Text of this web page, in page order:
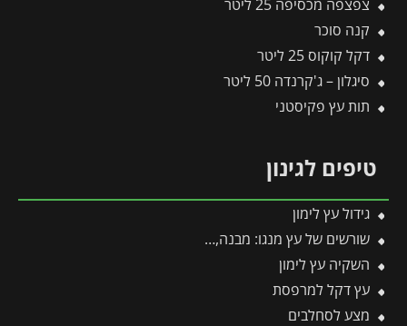
צפצפה מכסיפה 25 ליטר
קנה סוכר
דקל קוקוס 25 ליטר
סיגלון – ג'קרנדה 50 ליטר
תות עץ פקיסטני
טיפים לגינון
גידול עץ לימון
שורשים של עץ מנגו: מבנה, עומק והסוד למערכת שורשים בריאה ויציבה
השקיה עץ לימון
עץ דקל למרפסת
מצע לסחלבים